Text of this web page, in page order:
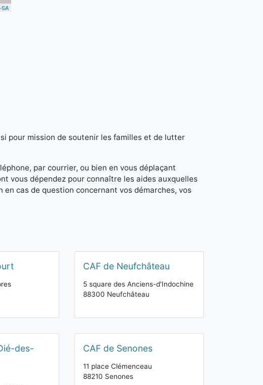
SA
pour mission de soutenir les familles et de lutter
par courrier, ou bien en vous déplaçant
vous dépendez pour connaître les aides auxquelles
cas de question concernant vos démarches, vos
CAF de Neufchâteau
5 square des Anciens-d'Indochine
88300 Neufchâteau
des-
CAF de Senones
11 place Clémenceau
88210 Senones